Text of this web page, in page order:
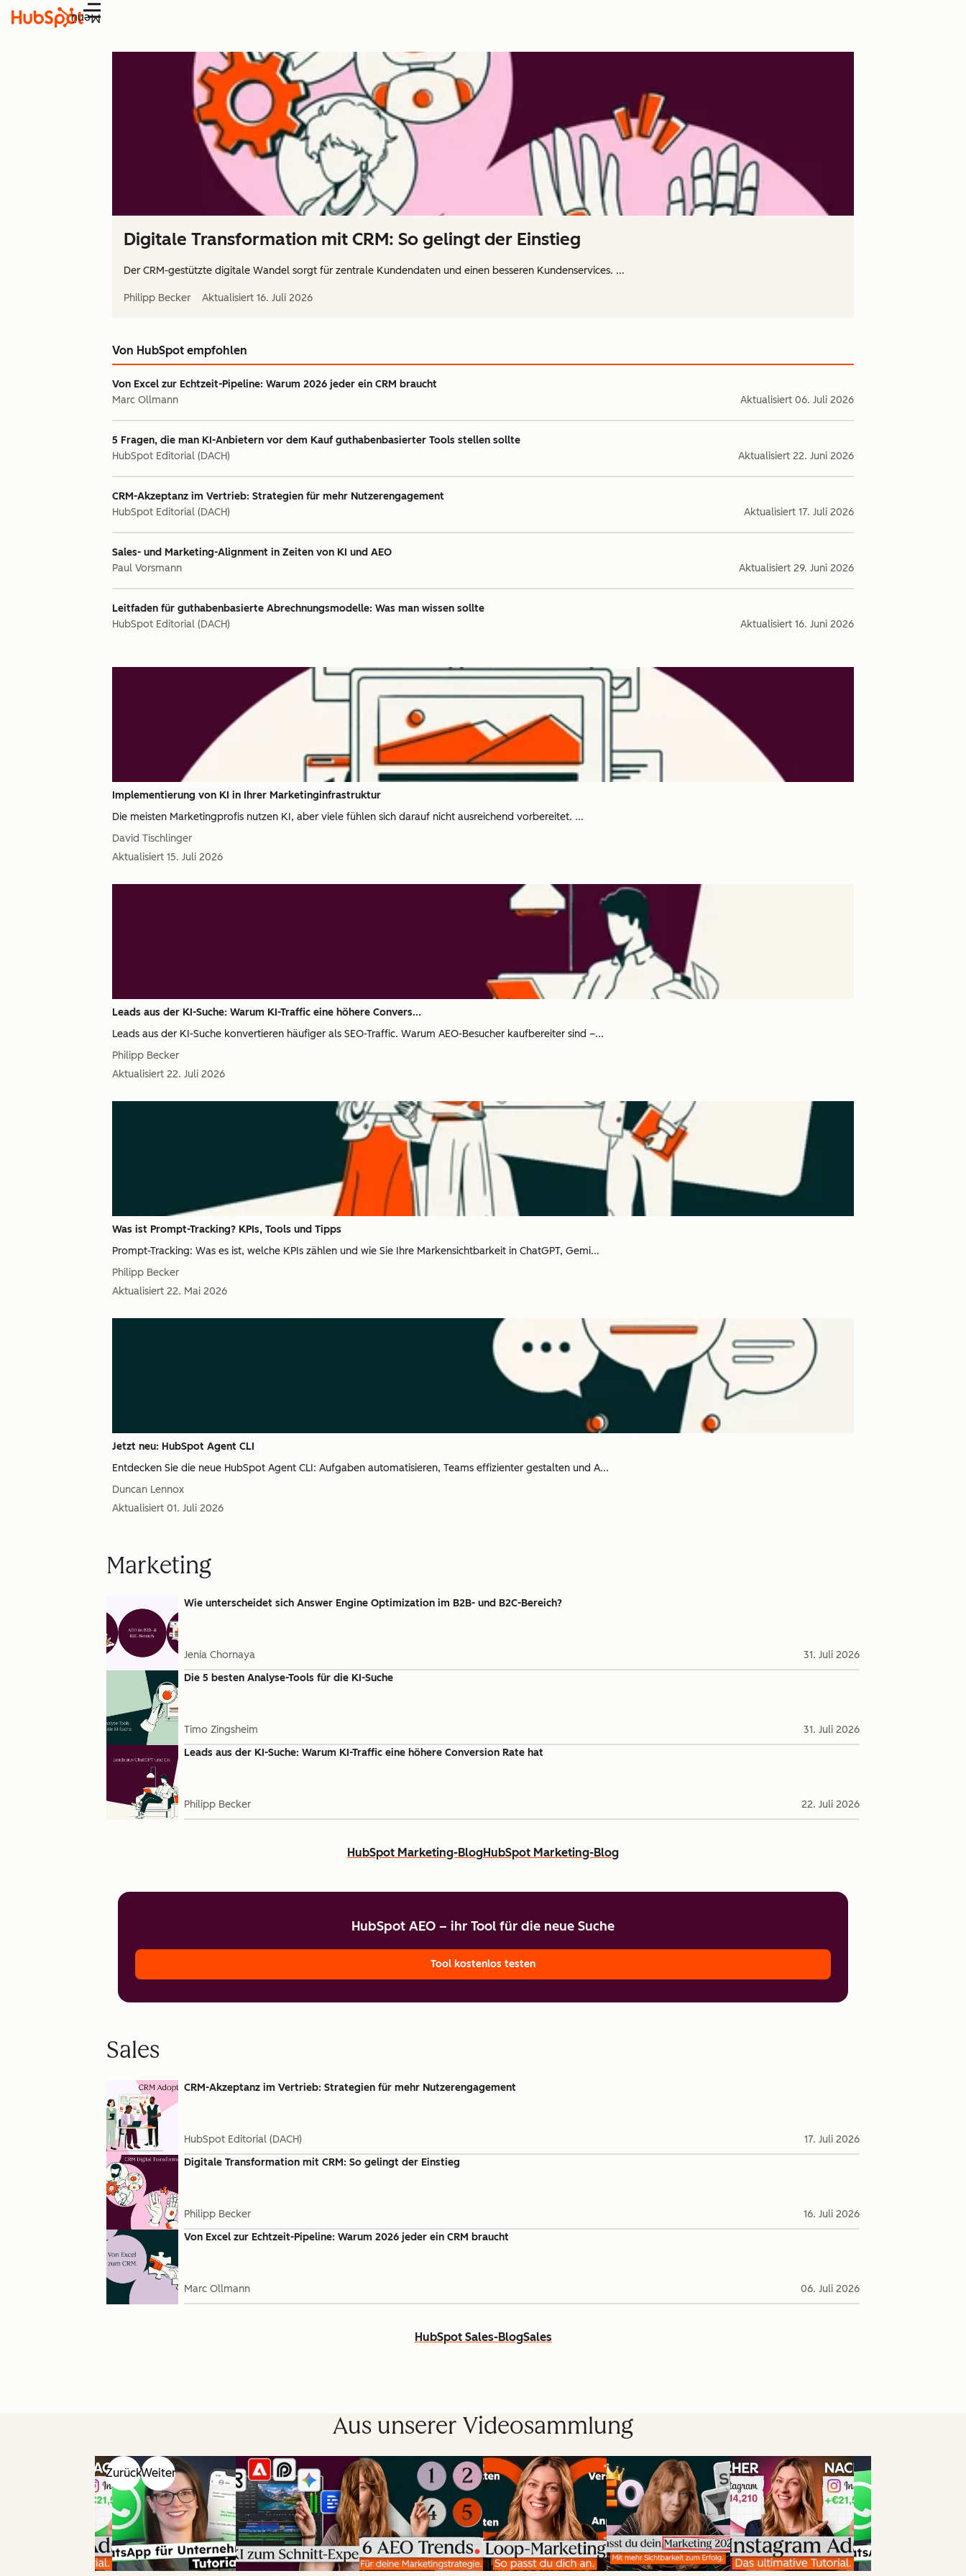
Menü
Digitale Transformation mit CRM: So gelingt der Einstieg
Der CRM-gestützte digitale Wandel sorgt für zentrale Kundendaten und einen besseren Kundenservices. ...
Philipp Becker Aktualisiert 16. Juli 2026
Von HubSpot empfohlen
Von Excel zur Echtzeit-Pipeline: Warum 2026 jeder ein CRM braucht
Marc Ollmann
Aktualisiert 06. Juli 2026
5 Fragen, die man KI-Anbietern vor dem Kauf guthabenbasierter Tools stellen sollte
HubSpot Editorial (DACH)
Aktualisiert 22. Juni 2026
CRM-Akzeptanz im Vertrieb: Strategien für mehr Nutzerengagement
HubSpot Editorial (DACH)
Aktualisiert 17. Juli 2026
Sales- und Marketing-Alignment in Zeiten von KI und AEO
Paul Vorsmann
Aktualisiert 29. Juni 2026
Leitfaden für guthabenbasierte Abrechnungsmodelle: Was man wissen sollte
HubSpot Editorial (DACH)
Aktualisiert 16. Juni 2026
Implementierung von KI in Ihrer Marketinginfrastruktur
Die meisten Marketingprofis nutzen KI, aber viele fühlen sich darauf nicht ausreichend vorbereitet. ...
David Tischlinger
Aktualisiert 15. Juli 2026
Leads aus der KI-Suche: Warum KI-Traffic eine höhere Convers...
Leads aus der KI-Suche konvertieren häufiger als SEO-Traffic. Warum AEO-Besucher kaufbereiter sind –...
Philipp Becker
Aktualisiert 22. Juli 2026
Was ist Prompt-Tracking? KPIs, Tools und Tipps
Prompt-Tracking: Was es ist, welche KPIs zählen und wie Sie Ihre Markensichtbarkeit in ChatGPT, Gemi...
Philipp Becker
Aktualisiert 22. Mai 2026
Jetzt neu: HubSpot Agent CLI
Entdecken Sie die neue HubSpot Agent CLI: Aufgaben automatisieren, Teams effizienter gestalten und A...
Duncan Lennox
Aktualisiert 01. Juli 2026
Marketing
Wie unterscheidet sich Answer Engine Optimization im B2B- und B2C-Bereich?
Jenia Chornaya
31. Juli 2026
Die 5 besten Analyse-Tools für die KI-Suche
Timo Zingsheim
31. Juli 2026
Leads aus der KI-Suche: Warum KI-Traffic eine höhere Conversion Rate hat
Philipp Becker 22. Juli 2026
HubSpot Marketing-BlogHubSpot Marketing-Blog
HubSpot AEO – ihr Tool für die neue Suche
Tool kostenlos testen
Sales
CRM-Akzeptanz im Vertrieb: Strategien für mehr Nutzerengagement
HubSpot Editorial (DACH)
17. Juli 2026
Digitale Transformation mit CRM: So gelingt der Einstieg
Philipp Becker
16. Juli 2026
Von Excel zur Echtzeit-Pipeline: Warum 2026 jeder ein CRM braucht
Marc Ollmann 06. Juli 2026
HubSpot Sales-BlogSales
Aus unserer Videosammlung
ZurückWeiter